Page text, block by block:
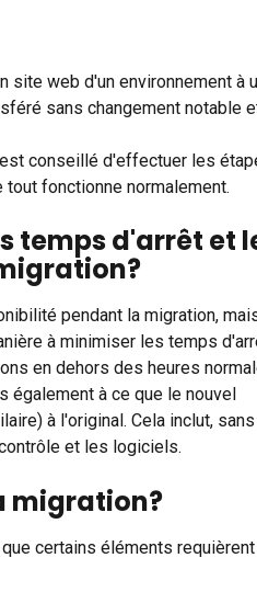
web d'un environnement à
sans changement notable
conseillé d'effectuer les
fonctionne normalement.
temps d'arrêt et
pendant la migration,
à minimiser les temps
en dehors des heures
également à ce que le nouvel
à l'original. Cela inclut,
et les logiciels.
migration?
certains éléments